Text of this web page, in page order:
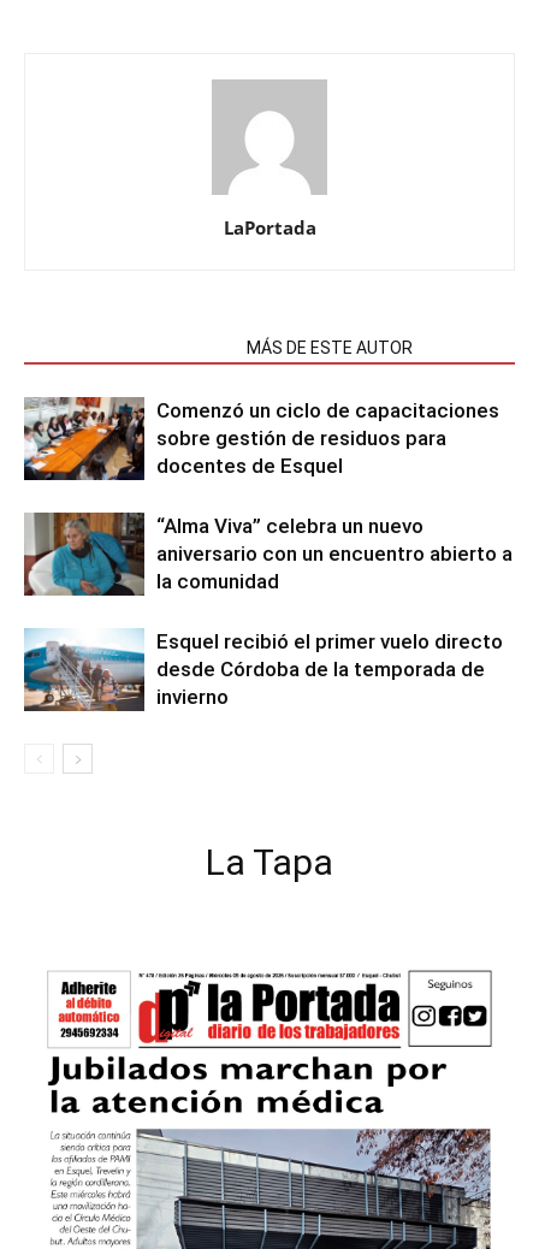
LaPortada
MÁS DE ESTE AUTOR
Comenzó un ciclo de capacitaciones
sobre gestión de residuos para
docentes de Esquel
“Alma Viva” celebra un nuevo
aniversario con un encuentro abierto a
la comunidad
Esquel recibió el primer vuelo directo
desde Córdoba de la temporada de
invierno
La Tapa